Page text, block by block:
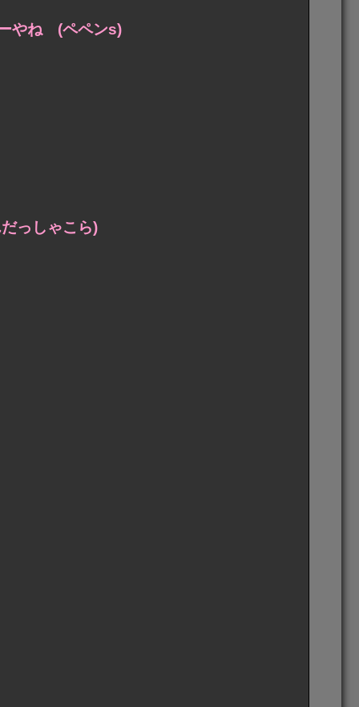
ーやね (ペペンs)
っしゃこら)